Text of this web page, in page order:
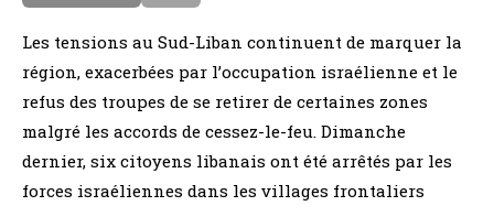
Les tensions au Sud-Liban continuent de marquer la
région, exacerbées par l’occupation israélienne et le
refus des troupes de se retirer de certaines zones
malgré les accords de cessez-le-feu. Dimanche
dernier, six citoyens libanais ont été arrêtés par les
forces israéliennes dans les villages frontaliers